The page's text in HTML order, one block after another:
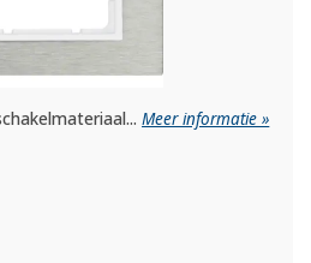
Meer informatie »